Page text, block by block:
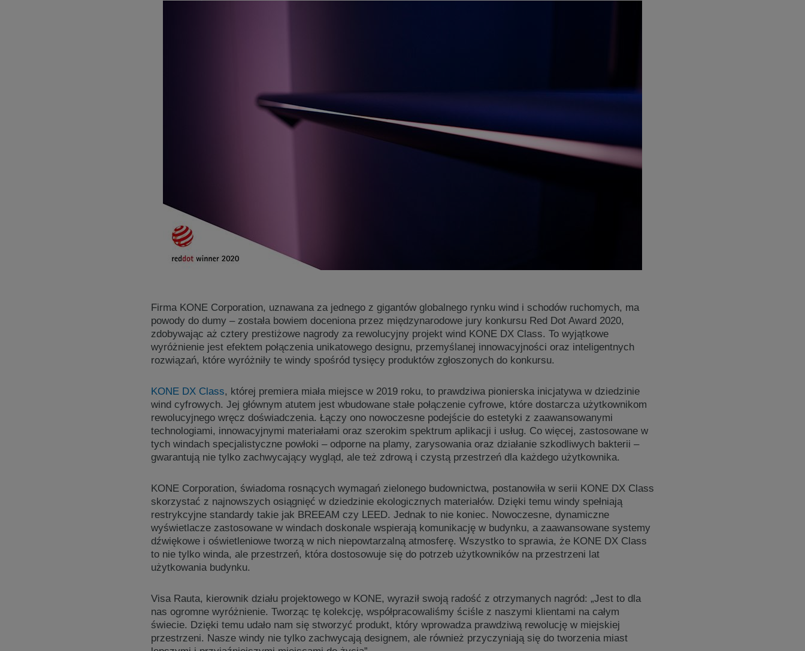
Firma KONE Corporation, uznawana za jednego z gigantów globalnego rynku wind i schodów ruchomych, ma
powody do dumy – została bowiem doceniona przez międzynarodowe jury konkursu Red Dot Award 2020,
zdobywając aż cztery prestiżowe nagrody za rewolucyjny projekt wind KONE DX Class. To wyjątkowe
wyróżnienie jest efektem połączenia unikatowego designu, przemyślanej innowacyjności oraz inteligentnych
rozwiązań, które wyróżniły te windy spośród tysięcy produktów zgłoszonych do konkursu.
KONE DX Class, której premiera miała miejsce w 2019 roku, to prawdziwa pionierska inicjatywa w dziedzinie
wind cyfrowych. Jej głównym atutem jest wbudowane stałe połączenie cyfrowe, które dostarcza użytkownikom
rewolucyjnego wręcz doświadczenia. Łączy ono nowoczesne podejście do estetyki z zaawansowanymi
technologiami, innowacyjnymi materiałami oraz szerokim spektrum aplikacji i usług. Co więcej, zastosowane w
tych windach specjalistyczne powłoki – odporne na plamy, zarysowania oraz działanie szkodliwych bakterii –
gwarantują nie tylko zachwycający wygląd, ale też zdrową i czystą przestrzeń dla każdego użytkownika.
KONE Corporation, świadoma rosnących wymagań zielonego budownictwa, postanowiła w serii KONE DX Class
skorzystać z najnowszych osiągnięć w dziedzinie ekologicznych materiałów. Dzięki temu windy spełniają
restrykcyjne standardy takie jak BREEAM czy LEED. Jednak to nie koniec. Nowoczesne, dynamiczne
wyświetlacze zastosowane w windach doskonale wspierają komunikację w budynku, a zaawansowane systemy
dźwiękowe i oświetleniowe tworzą w nich niepowtarzalną atmosferę. Wszystko to sprawia, że KONE DX Class
to nie tylko winda, ale przestrzeń, która dostosowuje się do potrzeb użytkowników na przestrzeni lat
użytkowania budynku.
Visa Rauta, kierownik działu projektowego w KONE, wyraził swoją radość z otrzymanych nagród: „Jest to dla
nas ogromne wyróżnienie. Tworząc tę kolekcję, współpracowaliśmy ściśle z naszymi klientami na całym
świecie. Dzięki temu udało nam się stworzyć produkt, który wprowadza prawdziwą rewolucję w miejskiej
przestrzeni. Nasze windy nie tylko zachwycają designem, ale również przyczyniają się do tworzenia miast